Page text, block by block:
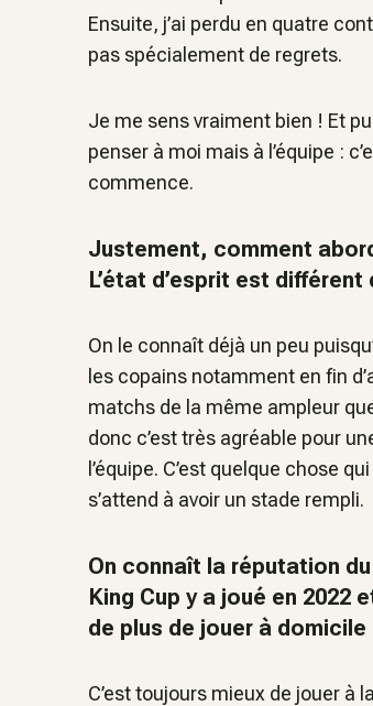
Ensuite, j’ai perdu en quatre
pas spécialement de regrets.
Je me sens vraiment bien ! Et
penser à moi mais à l’équipe :
commence.
Justement, comment
L’état d’esprit est
On le connaît déjà un peu
les copains notamment en fin
matchs de la même ampleur
donc c’est très agréable pour
l’équipe. C’est quelque chose
s’attend à avoir un stade rempli.
On connaît la réputation
King Cup y a joué en 2022
de plus de jouer à domicile
C’est toujours mieux de jouer à